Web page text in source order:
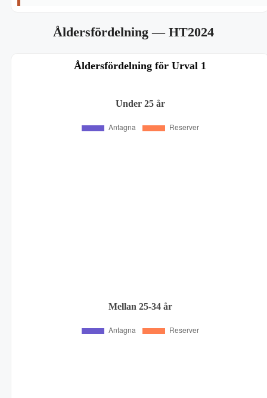
Åldersfördelning— HT2024
Åldersfördelning för Urval 1
Under 25 år
Mellan 25-34 år